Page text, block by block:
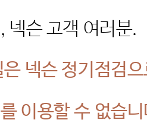
, 넥슨 고객 여러분.
은 넥슨 정기점검
이용할 수 없습